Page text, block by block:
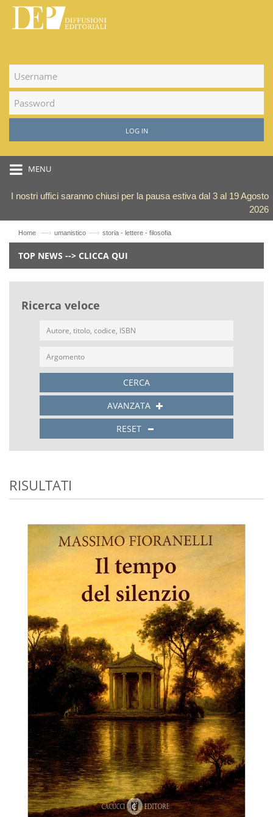
LOG IN
MENU
I nostri uffici saranno chiusi per la pausa estiva dal 3 al 19 Agosto
2026
Home —› umanistico —› storia - lettere - filosofia
TOP NEWS --> CLICCA QUI
Ricerca veloce
CERCA
AVANZATA
RESET
RISULTATI